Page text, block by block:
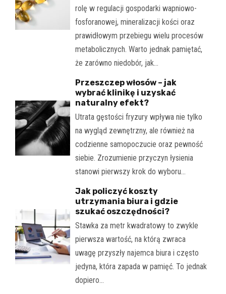
rolę w regulacji gospodarki wapniowo-
fosforanowej, mineralizacji kości oraz
prawidłowym przebiegu wielu procesów
metabolicznych. Warto jednak pamiętać,
że zarówno niedobór, jak…
Przeszczep włosów – jak
wybrać klinikę i uzyskać
naturalny efekt?
Utrata gęstości fryzury wpływa nie tylko
na wygląd zewnętrzny, ale również na
codzienne samopoczucie oraz pewność
siebie. Zrozumienie przyczyn łysienia
stanowi pierwszy krok do wyboru…
Jak policzyć koszty
utrzymania biura i gdzie
szukać oszczędności?
Stawka za metr kwadratowy to zwykle
pierwsza wartość, na którą zwraca
uwagę przyszły najemca biura i często
jedyna, która zapada w pamięć. To jednak
dopiero…